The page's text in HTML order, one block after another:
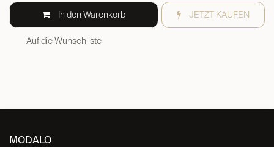
In den Warenkorb JETZT KAUFEN
Auf die Wunschliste
MODALO